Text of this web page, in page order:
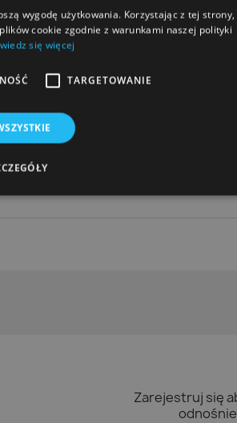
PowerBar Shot Kofeinowy
Zarejestruj się
wygodę użytkowania. Korzystając z tej strony,
cookie zgodnie z warunkami naszej polityki
się więcej
TARGETOWANIE